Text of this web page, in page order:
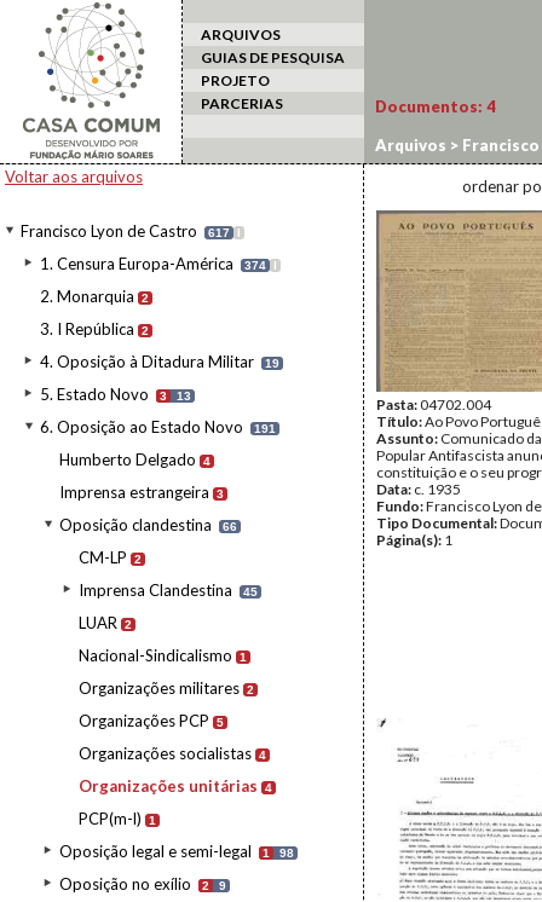
ARQUIVOS
GUIAS DE PESQUISA
PROJETO
PARCERIAS
Voltar aos arquivos
Francisco Lyon de Castro 617 I
1. Censura Europa-América 374 I
2. Monarquia 2
3. I República 2
4. Oposição à Ditadura Militar 19
5. Estado Novo 3 13
6. Oposição ao Estado Novo 191
Humberto Delgado 4
Imprensa estrangeira 3
Oposição clandestina 66
CM-LP 2
Imprensa Clandestina 45
LUAR 2
Nacional-Sindicalismo 1
Organizações militares 2
Organizações PCP 5
Organizações socialistas 4
Organizações unitárias 4
PCP(m-l) 1
Oposição legal e semi-legal 1 98
Oposição no exílio 2 9
Documentos: 4
Arquivos >
Organizações
ordenar
Pasta:04702.004
Título:Ao Povo
Assunto: Comunicado
Popular Antifascista
constituição e o seu
Data: c. 1935
Fundo:Francisco Lyon
Tipo Documental:
Página(s): 1